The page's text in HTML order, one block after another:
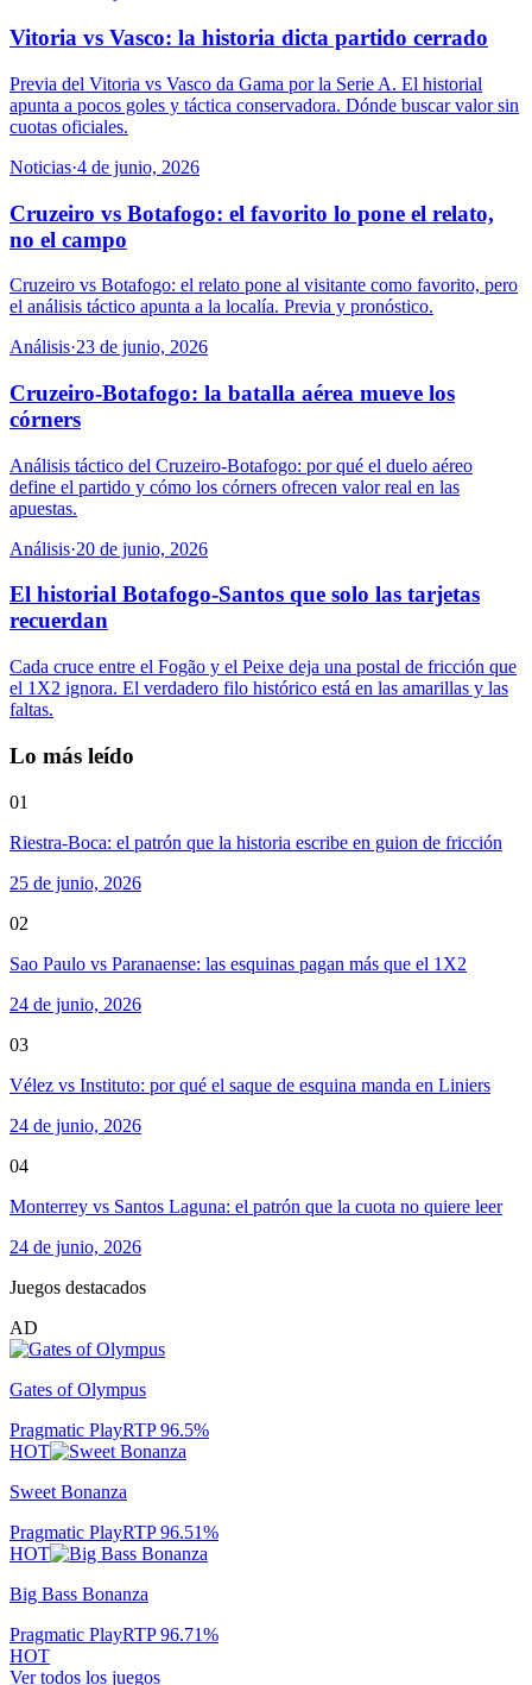
Vitoria vs Vasco: la historia dicta partido cerrado
Previa del Vitoria vs Vasco da Gama por la Serie A. El historial
apunta a pocos goles y táctica conservadora. Dónde buscar valor sin
cuotas oficiales.
Noticias·4 de junio, 2026
Cruzeiro vs Botafogo: el favorito lo pone el relato,
no el campo
Cruzeiro vs Botafogo: el relato pone al visitante como favorito, pero
el análisis táctico apunta a la localía. Previa y pronóstico.
Análisis·23 de junio, 2026
Cruzeiro-Botafogo: la batalla aérea mueve los
córners
Análisis táctico del Cruzeiro-Botafogo: por qué el duelo aéreo
define el partido y cómo los córners ofrecen valor real en las
apuestas.
Análisis·20 de junio, 2026
El historial Botafogo-Santos que solo las tarjetas
recuerdan
Cada cruce entre el Fogão y el Peixe deja una postal de fricción que
el 1X2 ignora. El verdadero filo histórico está en las amarillas y las
faltas.
Lo más leído
01
Riestra-Boca: el patrón que la historia escribe en guion de fricción
25 de junio, 2026
02
Sao Paulo vs Paranaense: las esquinas pagan más que el 1X2
24 de junio, 2026
03
Vélez vs Instituto: por qué el saque de esquina manda en Liniers
24 de junio, 2026
04
Monterrey vs Santos Laguna: el patrón que la cuota no quiere leer
24 de junio, 2026
Juegos destacados
AD
Gates of Olympus
Pragmatic PlayRTP96.5%
HOT
Sweet Bonanza
Pragmatic PlayRTP96.51%
HOT
Big Bass Bonanza
Pragmatic PlayRTP96.71%
HOT
Ver todos los juegos